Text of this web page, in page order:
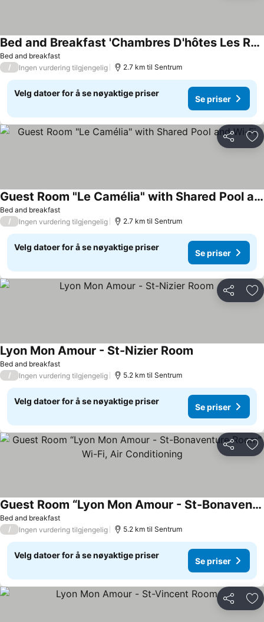
Bed and breakfast
Bed and Breakfast 'Chambres D'hôtes Les Rosiers' with Shared Pool and Wi-Fi
/ Ingen vurdering tilgjengelig 2.7 km til Sentrum
Velg datoer for å se nøyaktige priser
Se priser
Del
Bed and breakfast
Guest Room "Le Camélia" with Shared Pool and Wi-Fi
/ Ingen vurdering tilgjengelig 2.7 km til Sentrum
Velg datoer for å se nøyaktige priser
Se priser
Del
Bed and breakfast
Lyon Mon Amour - St-Nizier Room
/ Ingen vurdering tilgjengelig 5.2 km til Sentrum
Velg datoer for å se nøyaktige priser
Se priser
Del
Bed and breakfast
Guest Room “Lyon Mon Amour - St-Bonaventure Room” Wi-Fi, Air Conditioning
/ Ingen vurdering tilgjengelig 5.2 km til Sentrum
Velg datoer for å se nøyaktige priser
Se priser
Del